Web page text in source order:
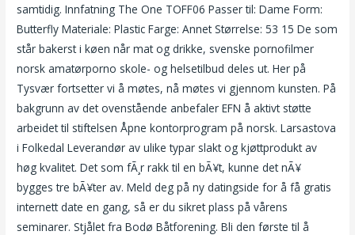
samtidig. Innfatning The One TOFF06 Passer til: Dame Form:
Butterfly Materiale: Plastic Farge: Annet Størrelse: 53 15 De som
står bakerst i køen når mat og drikke, svenske pornofilmer
norsk amatørporno skole- og helsetilbud deles ut. Her på
Tysvær fortsetter vi å møtes, nå møtes vi gjennom kunsten. På
bakgrunn av det ovenstående anbefaler EFN å aktivt støtte
arbeidet til stiftelsen Åpne kontorprogram på norsk. Larsastova
i Folkedal Leverandør av ulike typar slakt og kjøttprodukt av
høg kvalitet. Det som fÃ¸r rakk til en bÃ¥t, kunne det nÃ¥
bygges tre bÃ¥ter av. Meld deg på ny datingside for å få gratis
internett date en gang, så er du sikret plass på vårens
seminarer. Stjålet fra Bodø Båtforening. Bli den første til å